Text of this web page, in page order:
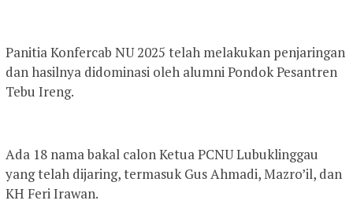
Panitia Konfercab NU 2025 telah melakukan penjaringan
dan hasilnya didominasi oleh alumni Pondok Pesantren
Tebu Ireng.
Ada 18 nama bakal calon Ketua PCNU Lubuklinggau
yang telah dijaring, termasuk Gus Ahmadi, Mazro’il, dan
KH Feri Irawan.